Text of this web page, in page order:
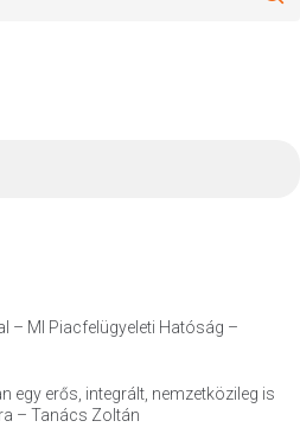
– MI Piacfelügyeleti Hatóság –
egy erős, integrált, nemzetközileg is
– Tanács Zoltán